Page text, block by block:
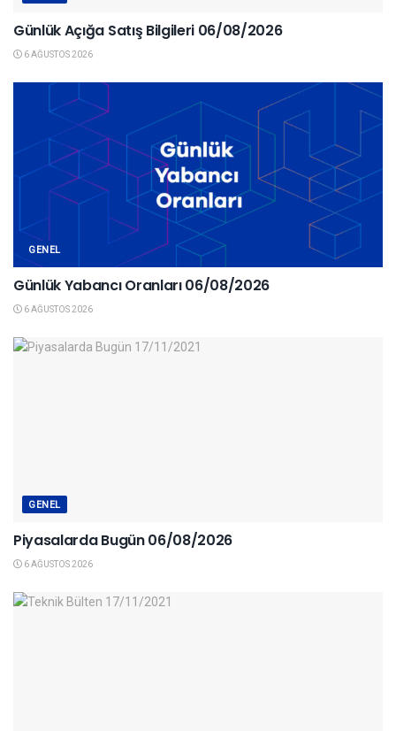
Günlük Açığa Satış Bilgileri 06/08/2026
6 AĞUSTOS 2026
GENEL
Günlük Yabancı Oranları 06/08/2026
6 AĞUSTOS 2026
GENEL
Piyasalarda Bugün 06/08/2026
6 AĞUSTOS 2026